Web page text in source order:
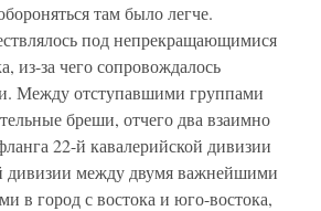
там было легче.
под непрекращающимися
из-за чего сопровождалось
Между отступавшими группами
бреши, отчего два взаимно
22-й кавалерийской дивизии
дивизии между двумя важнейшими
в город с востока и юго-востока,